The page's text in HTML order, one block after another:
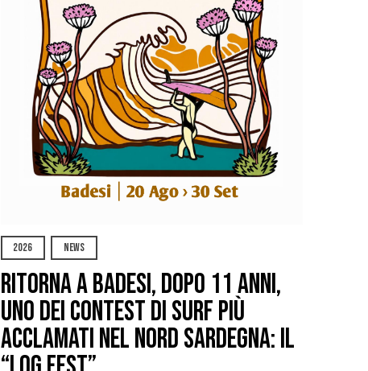
2026 NEWS
Ritorna a Badesi, dopo 11 anni,
uno dei contest di surf più
acclamati nel nord Sardegna: il